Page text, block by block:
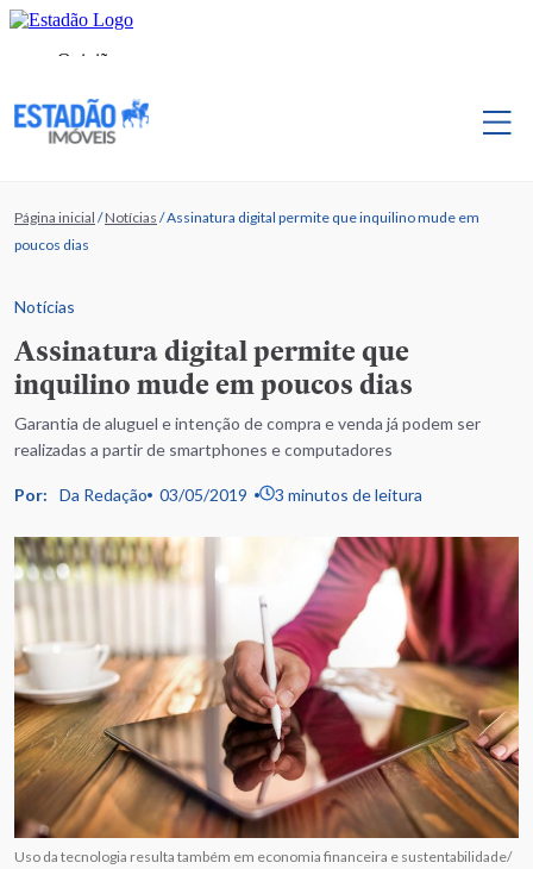
Página inicial /Notícias /Assinatura digital permite que inquilino mude em
poucos dias
Notícias
Assinatura digital permite que
inquilino mude em poucos dias
Garantia de aluguel e intenção de compra e venda já podem ser
realizadas a partir de smartphones e computadores
Por: Da Redação 03/05/2019 3 minutos de leitura
Uso da tecnologia resulta também em economia financeira e sustentabilidade/